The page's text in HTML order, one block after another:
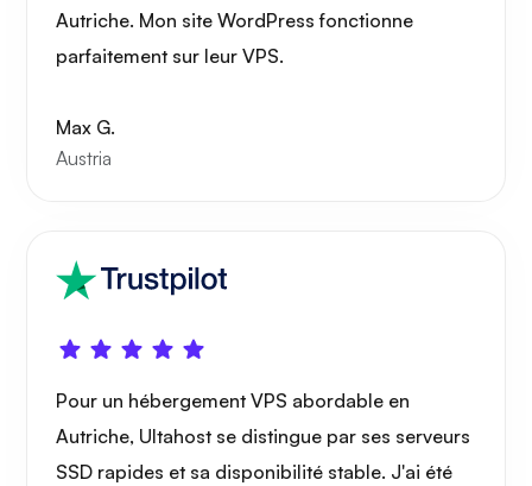
Autriche. Mon site WordPress fonctionne
parfaitement sur leur VPS.
Max G.
Austria
Pour un hébergement VPS abordable en
Autriche, Ultahost se distingue par ses serveurs
SSD rapides et sa disponibilité stable. J'ai été